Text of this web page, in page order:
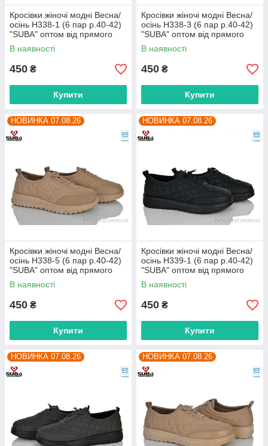
Кросівки жіночі модні Весна/
осінь H338-1 (6 пар р.40-42)
"SUBA" оптом від прямого
постачальника
В наявності
450 ₴
Купити
Кросівки жіночі модні Весна/
осінь H338-3 (6 пар р.40-42)
"SUBA" оптом від прямого
постачальника
В наявності
450 ₴
Купити
НОВИНКА 07.08.26
Кросівки жіночі модні Весна/
осінь H338-5 (6 пар р.40-42)
"SUBA" оптом від прямого
постачальника
В наявності
450 ₴
Купити
НОВИНКА 07.08.26
Кросівки жіночі модні Весна/
осінь H339-1 (6 пар р.40-42)
"SUBA" оптом від прямого
постачальника
В наявності
450 ₴
Купити
НОВИНКА 07.08.26 НОВИНКА 07.08.26